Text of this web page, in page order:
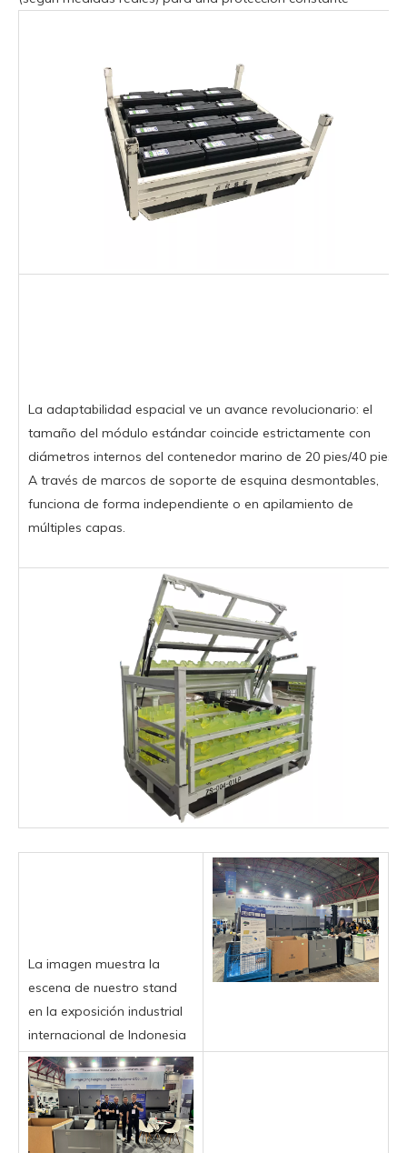
La adaptabilidad espacial ve un avance revolucionario: el
tamaño del módulo estándar coincide estrictamente con
diámetros internos del contenedor marino de 20 pies/40 pies;
A través de marcos de soporte de esquina desmontables,
funciona de forma independiente o en apilamiento de
múltiples capas.
La imagen muestra la
escena de nuestro stand
en la exposición industrial
internacional de Indonesia